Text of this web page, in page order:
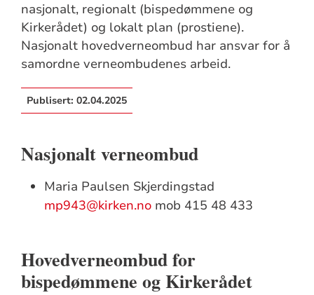
nasjonalt, regionalt (bispedømmene og
Kirkerådet) og lokalt plan (prostiene).
Nasjonalt hovedverneombud har ansvar for å
samordne verneombudenes arbeid.
Publisert: 02.04.2025
Nasjonalt verneombud
Maria Paulsen Skjerdingstad
mp943@kirken.no mob 415 48 433
Hovedverneombud for
bispedømmene og Kirkerådet